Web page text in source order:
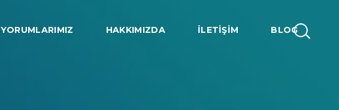
YORUMLARIMIZ HAKKIMIZDA İLETIŞIM BLOG